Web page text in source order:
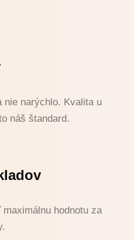
nie narýchlo. Kvalita u
náš štandard.
hodnotu za